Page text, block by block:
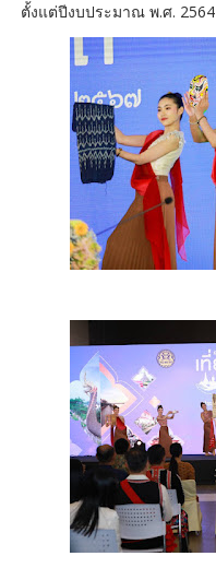
ตั้งแต่ปีงบประมาณ พ.ศ. 2564